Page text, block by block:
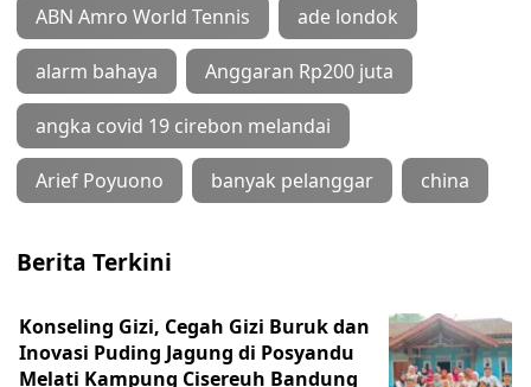
ABN Amro World Tennis ade londok
alarm bahaya Anggaran Rp200 juta
angka covid 19 cirebon melandai
Arief Poyuono banyak pelanggar china
Berita Terkini
Konseling Gizi, Cegah Gizi Buruk dan
Inovasi Puding Jagung di Posyandu
Melati Kampung Cisereuh Bandung